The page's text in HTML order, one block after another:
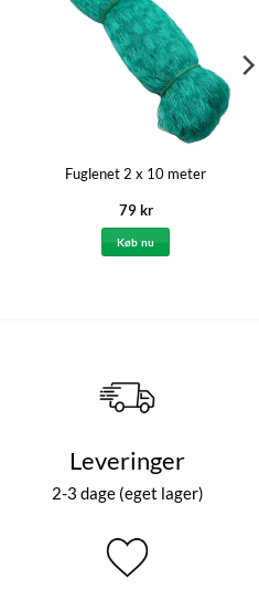
Fuglenet 2 x 10 meter
79kr
Køb nu
Leveringer
2-3 dage (eget lager)